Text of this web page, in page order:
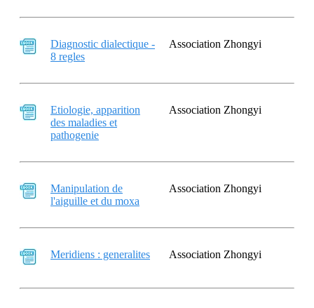
Diagnostic dialectique -
8 regles
Association Zhongyi
Etiologie, apparition
des maladies et
pathogenie
Association Zhongyi
Manipulation de
l'aiguille et du moxa
Association Zhongyi
Meridiens : generalites Association Zhongyi